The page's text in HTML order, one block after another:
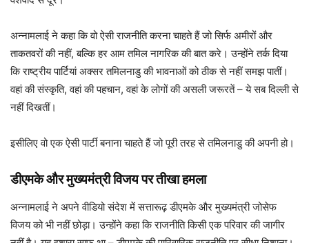
अन्नामलाई ने कहा कि वो ऐसी राजनीति करना चाहते हैं जो सिर्फ अमीरों और
ताकतवरों की नहीं, बल्कि हर आम तमिल नागरिक की बात करे। उन्होंने तर्क दिया
कि राष्ट्रीय पार्टियां अक्सर तमिलनाडु की भावनाओं को ठीक से नहीं समझ पातीं।
वहां की संस्कृति, वहां की पहचान, वहां के लोगों की असली जरूरतें – ये सब दिल्ली से
नहीं दिखतीं।
इसीलिए वो एक ऐसी पार्टी बनाना चाहते हैं जो पूरी तरह से तमिलनाडु की अपनी हो।
डीएमके और मुख्यमंत्री विजय पर तीखा हमला
अन्नामलाई ने अपने वीडियो संदेश में सत्तारूढ़ डीएमके और मुख्यमंत्री जोसेफ
विजय को भी नहीं छोड़ा। उन्होंने कहा कि राजनीति किसी एक परिवार की जागीर